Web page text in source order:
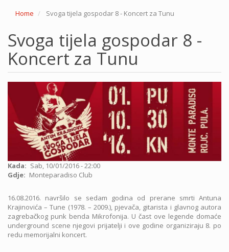
Home Svoga tijela gospodar 8 - Koncert za Tunu
Svoga tijela gospodar 8 -
Koncert za Tunu
Kada
Sab, 10/01/2016 - 22:00
Gdje
Monteparadiso Club
16.08.2016. navršilo se sedam godina od prerane smrti Antuna
Krajinovića – Tune (1978. – 2009.), pjevača, gitarista i glavnog autora
zagrebačkog punk benda Mikrofonija. U čast ove legende domaće
underground scene njegovi prijatelji i ove godine organiziraju 8. po
redu memorijalni koncert.